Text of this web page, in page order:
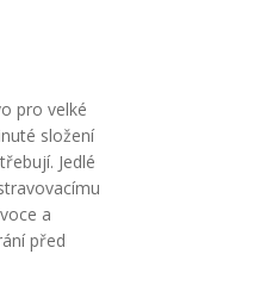
pro velké
složení
Jedlé
a
před